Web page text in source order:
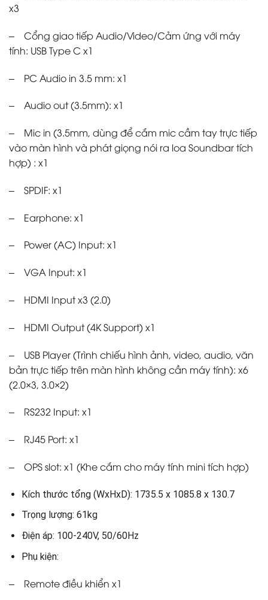
x3
– Cổng giao tiếp Audio/Video/Cảm ứng với máy
tính: USB Type C x1
– PC Audio in 3.5 mm: x1
– Audio out (3.5mm): x1
– Mic in (3.5mm, dùng để cắm mic cầm tay trực tiếp
vào màn hình và phát giọng nói ra loa Soundbar tích
hợp) : x1
– SPDIF: x1
– Earphone: x1
– Power (AC) Input: x1
– VGA Input: x1
– HDMI Input x3 (2.0)
– HDMI Output (4K Support) x1
– USB Player (Trình chiếu hình ảnh, video, audio, văn
bản trực tiếp trên màn hình không cần máy tính): x6
(2.0×3, 3.0×2)
– RS232 Input: x1
– RJ45 Port: x1
– OPS slot: x1 (Khe cắm cho máy tính mini tích hợp)
Kích thước tổng (WxHxD): 1735.5 x 1085.8 x 130.7
Trọng lượng: 61kg
Điện áp: 100-240V, 50/60Hz
Phụ kiện:
– Remote điều khiển x1